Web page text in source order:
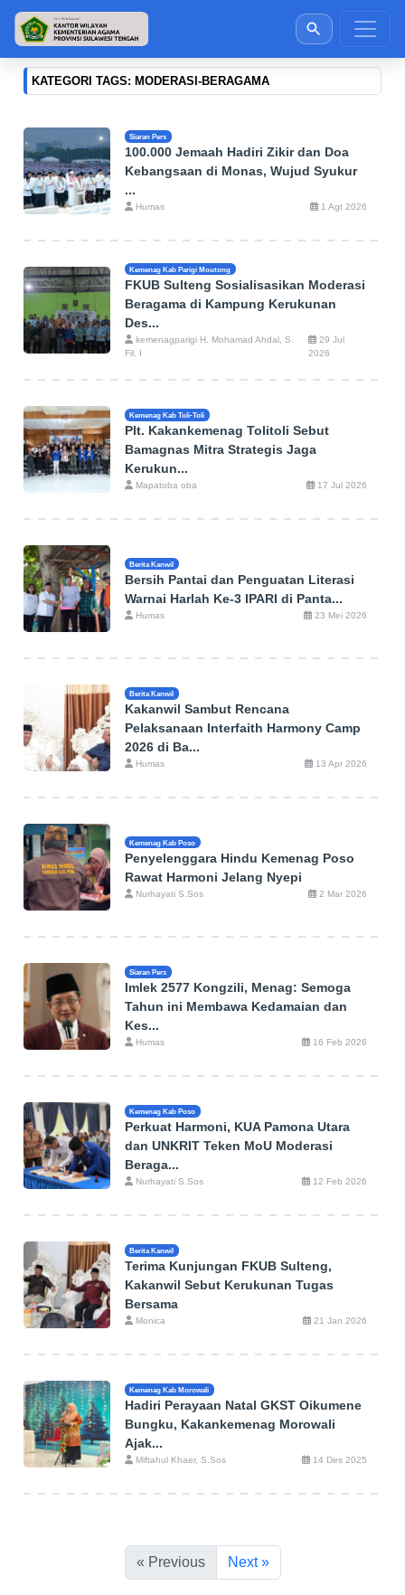
KATEGORI TAGS: MODERASI-BERAGAMA
Siaran Pers
100.000 Jemaah Hadiri Zikir dan Doa
Kebangsaan di Monas, Wujud Syukur
...
Humas 1 Agt 2026
Kemenag Kab Parigi Moutong
FKUB Sulteng Sosialisasikan Moderasi
Beragama di Kampung Kerukunan
Des...
kemenagparigi H. Mohamad Ahdal, S.
Fil. I
29 Jul
2026
Kemenag Kab Toli-Toli
Plt. Kakankemenag Tolitoli Sebut
Bamagnas Mitra Strategis Jaga
Kerukun...
Mapatoba oba 17 Jul 2026
Berita Kanwil
Bersih Pantai dan Penguatan Literasi
Warnai Harlah Ke-3 IPARI di Panta...
Humas 23 Mei 2026
Berita Kanwil
Kakanwil Sambut Rencana
Pelaksanaan Interfaith Harmony Camp
2026 di Ba...
Humas 13 Apr 2026
Kemenag Kab Poso
Penyelenggara Hindu Kemenag Poso
Rawat Harmoni Jelang Nyepi
Nurhayati S.Sos 2 Mar 2026
Siaran Pers
Imlek 2577 Kongzili, Menag: Semoga
Tahun ini Membawa Kedamaian dan
Kes...
Humas 16 Feb 2026
Kemenag Kab Poso
Perkuat Harmoni, KUA Pamona Utara
dan UNKRIT Teken MoU Moderasi
Beraga...
Nurhayati S.Sos 12 Feb 2026
Berita Kanwil
Terima Kunjungan FKUB Sulteng,
Kakanwil Sebut Kerukunan Tugas
Bersama
Monica 21 Jan 2026
Kemenag Kab Morowali
Hadiri Perayaan Natal GKST Oikumene
Bungku, Kakankemenag Morowali
Ajak...
Miftahul Khaer, S.Sos 14 Des 2025
« Previous Next »